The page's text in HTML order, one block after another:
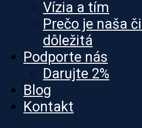
Vízia a tím
Prečo je naša
dôležitá
Podporte nás
Darujte 2%
Blog
Kontakt